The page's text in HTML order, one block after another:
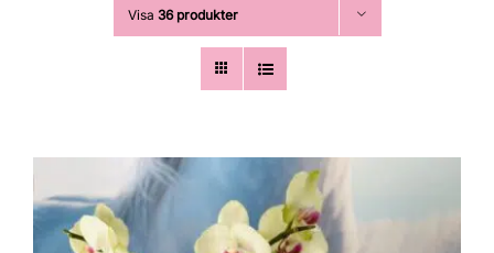
Visa 36 produkter